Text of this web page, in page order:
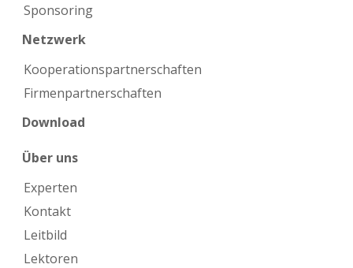
Sponsoring
Netzwerk
Kooperations­partnerschaften
Firmen­partnerschaften
Download
Über uns
Experten
Kontakt
Leitbild
Lektoren